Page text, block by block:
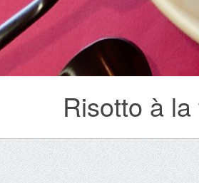
Risotto à